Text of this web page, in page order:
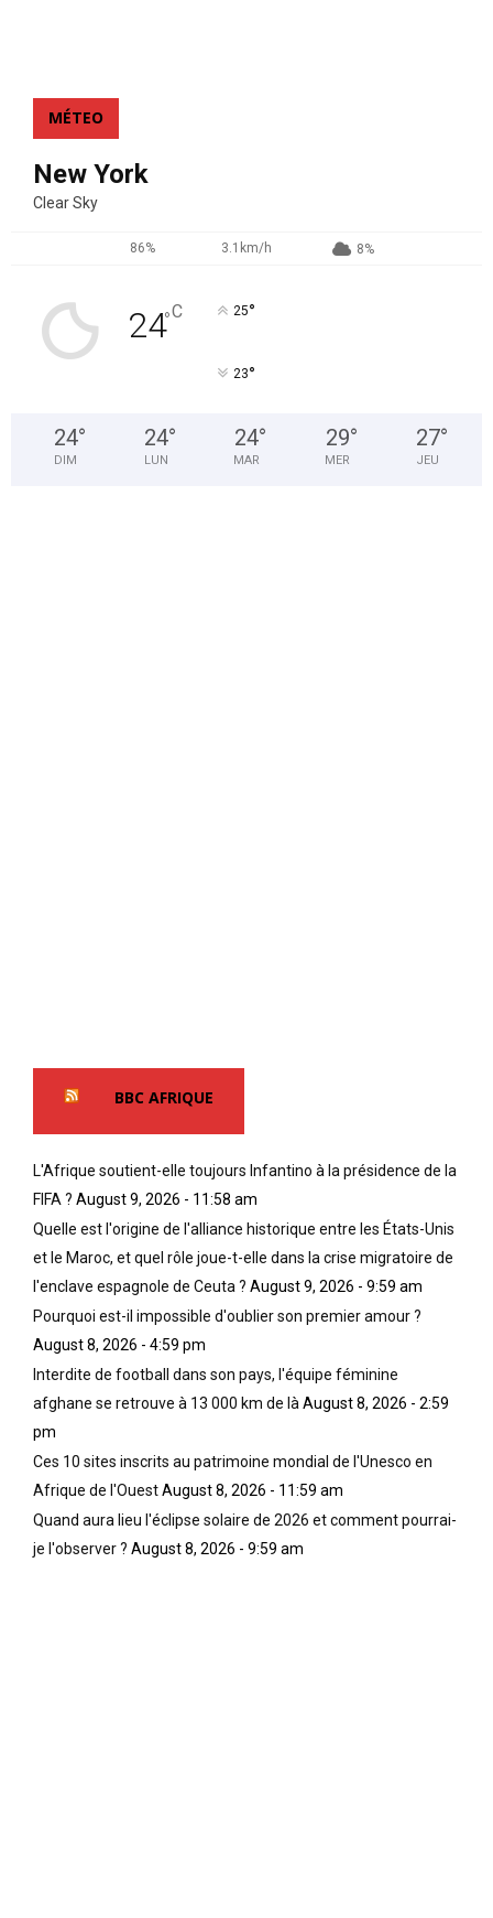
MÉTEO
New York
Clear Sky
86% 3.1km/h 8%
24°C 25°
23°
24°
DIM
24°
LUN
24°
MAR
29°
MER
27°
JEU
BBC AFRIQUE
L'Afrique soutient-elle toujours Infantino à la présidence de la
FIFA ? August 9, 2026 - 11:58 am
Quelle est l'origine de l'alliance historique entre les États-Unis
et le Maroc, et quel rôle joue-t-elle dans la crise migratoire de
l'enclave espagnole de Ceuta ? August 9, 2026 - 9:59 am
Pourquoi est-il impossible d'oublier son premier amour ?
August 8, 2026 - 4:59 pm
Interdite de football dans son pays, l'équipe féminine
afghane se retrouve à 13 000 km de làAugust 8, 2026 - 2:59
pm
Ces 10 sites inscrits au patrimoine mondial de l'Unesco en
Afrique de l'OuestAugust 8, 2026 - 11:59 am
Quand aura lieu l'éclipse solaire de 2026 et comment pourrai-
je l'observer ? August 8, 2026 - 9:59 am